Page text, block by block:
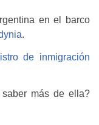
en el barco
.
de inmigración
más de ella?